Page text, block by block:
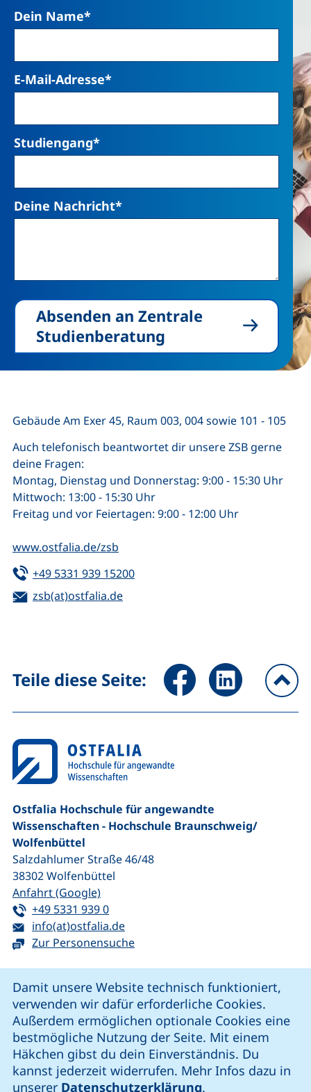
Damit unsere Website technisch funktioniert,
verwenden wir dafür erforderliche Cookies.
Außerdem ermöglichen optionale Cookies eine
bestmögliche Nutzung der Seite. Mit einem
Häkchen gibst du dein Einverständnis. Du
kannst jederzeit widerrufen. Mehr Infos dazu in
unserer Datenschutzerklärung.
Dein Name*
E-Mail-Adresse*
Studiengang*
Deine Nachricht*
Absenden an Zentrale
Studienberatung
Gebäude Am Exer 45, Raum 003, 004 sowie 101 - 105
Auch telefonisch beantwortet dir unsere ZSB gerne
deine Fragen:
Montag, Dienstag und Donnerstag: 9:00 - 15:30 Uhr
Mittwoch: 13:00 - 15:30 Uhr
Freitag und vor Feiertagen: 9:00 - 12:00 Uhr
www.ostfalia.de/zsb
Tel:
+49 5331 939 15200(startet einen Telefonanruf,
E-Mail:
zsb(at)ostfalia.de
Teile diese Seite: Seite über Facebook teilen
Seite über
Ostfalia Hochschule für angewandte
Wissenschaften - Hochschule Braunschweig/​
Wolfenbüttel
Salzdahlumer Straße 46/48
38302Wolfenbüttel
Anfahrt (Google)(externer Link, öffnet neues Fenster)
Tel:
+49 5331 939 0(startet einen Telefonanruf, wenn Ihr
E-Mail:
info(at)ostfalia.de(öffnet Ihr E-Mail-Programm)
Zur Personensuche
unsere Facebook-Seite (externer Link, öffnet neues
unsere LinkedIn-Seite (externer Link, öffnet
unsere Instagram-Seite (externer Link,
unsere YouTube-Seite (externer
Cookie-Einstellungen